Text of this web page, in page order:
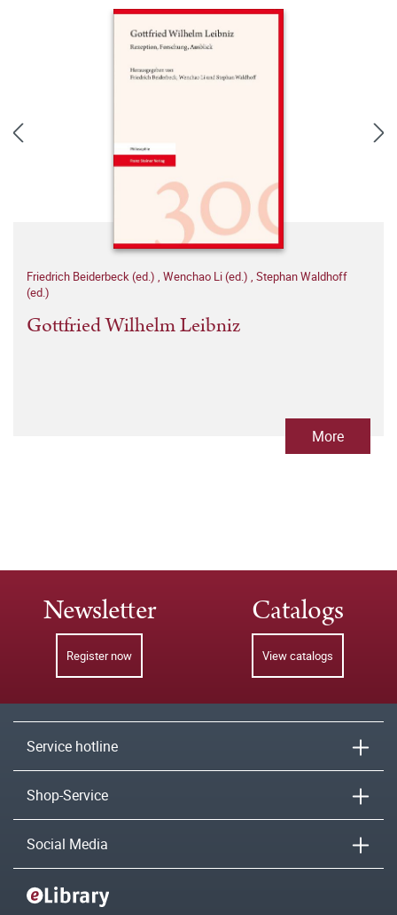
Friedrich Beiderbeck (ed.) , Wenchao Li (ed.) , Stephan Waldhoff
(ed.)
Gottfried Wilhelm Leibniz
More
Newsletter
Register now
Catalogs
View catalogs
Service hotline
Shop-Service
Social Media